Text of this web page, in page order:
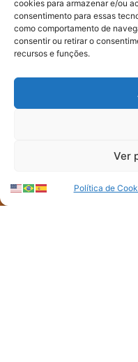
cookies para armazenar e/ou
consentimento para essas
como comportamento de
consentir ou retirar o
recursos e funções.
Ver
Política de
FIQUE
DO